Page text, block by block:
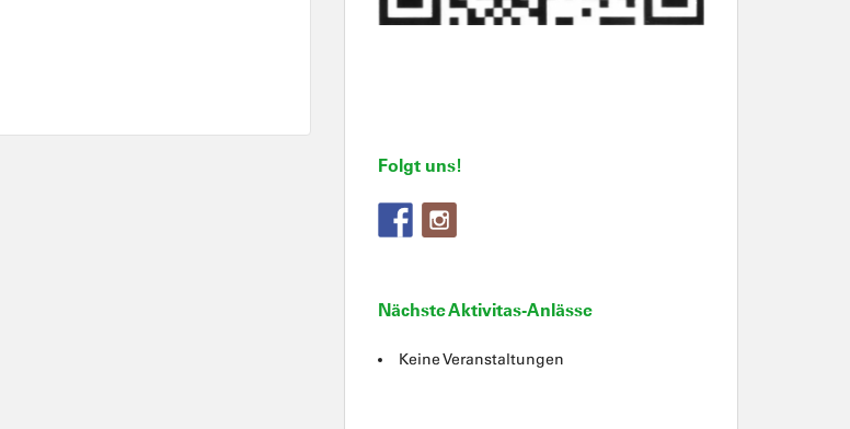
Folgt uns!
Nächste Aktivitas-Anlässe
Keine Veranstaltungen